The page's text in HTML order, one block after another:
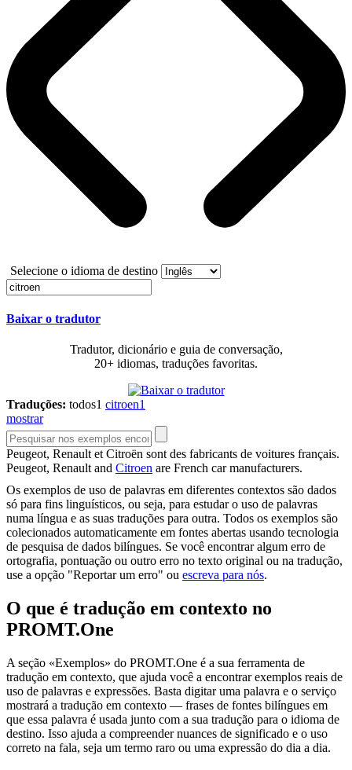
Selecione o idioma de destino
Baixar o tradutor
Tradutor, dicionário e guia de conversação,
20+ idiomas, traduções favoritas.
Traduções: todos1 citroen1
mostrar
Peugeot, Renault etCitroën sont des fabricants de voitures français.
Peugeot, Renault and Citroen are French car manufacturers.
Os exemplos de uso de palavras em diferentes contextos são dados
só para fins linguísticos, ou seja, para estudar o uso de palavras
numa língua e as suas traduções para outra. Todos os exemplos são
colecionados automaticamente em fontes abertas usando tecnologia
de pesquisa de dados bilíngues. Se você encontrar algum erro de
ortografia, pontuação ou outro erro no texto original ou na tradução,
use a opção "Reportar um erro" ou escreva para nós.
O que é tradução em contexto no
PROMT.One
A seção «Exemplos» do PROMT.One é a sua ferramenta de
tradução em contexto, que ajuda você a encontrar exemplos reais de
uso de palavras e expressões. Basta digitar uma palavra e o serviço
mostrará a tradução em contexto — frases de fontes bilíngues em
que essa palavra é usada junto com a sua tradução para o idioma de
destino. Isso ajuda a compreender nuances de significado e o uso
correto na fala, seja um termo raro ou uma expressão do dia a dia.